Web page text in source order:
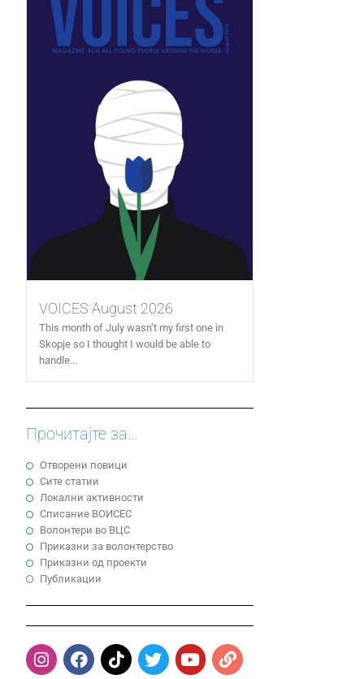
VOICES August 2026
This month of July wasn’t my first one in
Skopje so I thought I would be able to
handle...
Прочитајте за...
Отворени повици
Сите статии
Локални активности
Cписание ВОИСЕС
Волонтери во ВЦС
Приказни за волонтерство
Приказни од проекти
Публикации